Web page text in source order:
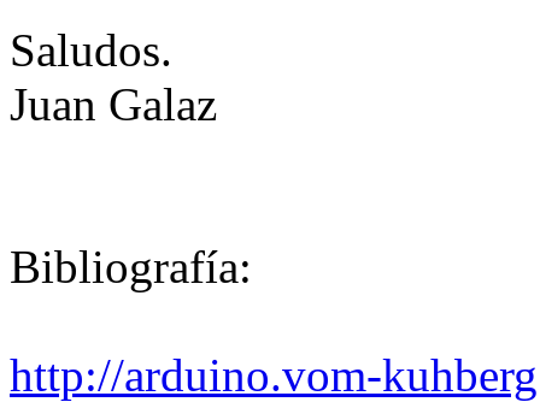
Saludos.
Juan Galaz
Bibliografía:
http://arduino.vom-